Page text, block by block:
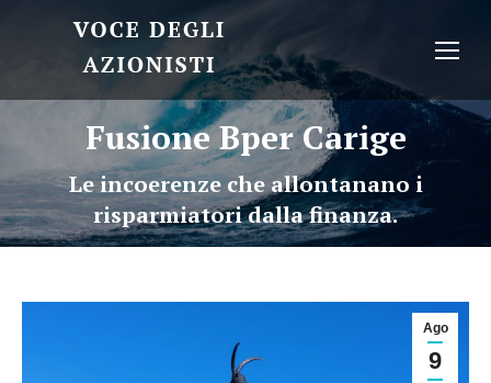
Fusione Bper Carige
Le incoerenze che allontanano i
risparmiatori dalla finanza.
Ago
9